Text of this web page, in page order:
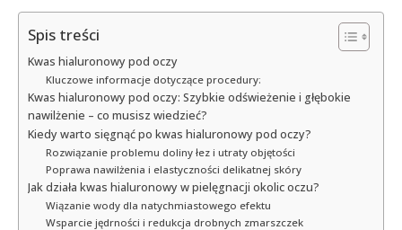
Spis treści
Kwas hialuronowy pod oczy
Kluczowe informacje dotyczące procedury:
Kwas hialuronowy pod oczy: Szybkie odświeżenie i głębokie
nawilżenie – co musisz wiedzieć?
Kiedy warto sięgnąć po kwas hialuronowy pod oczy?
Rozwiązanie problemu doliny łez i utraty objętości
Poprawa nawilżenia i elastyczności delikatnej skóry
Jak działa kwas hialuronowy w pielęgnacji okolic oczu?
Wiązanie wody dla natychmiastowego efektu
Wsparcie jędrności i redukcja drobnych zmarszczek